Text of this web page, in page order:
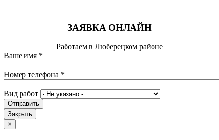
ЗАЯВКА ОНЛАЙН
Работаем в Люберецком районе
Ваше имя *
Номер телефона *
Вид работ
Отправить
Закрыть
×